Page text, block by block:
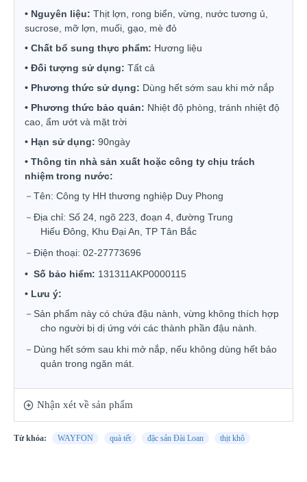
• Nguyên liệu: Thịt lợn, rong biển, vừng, nước tương ủ,
sucrose, mỡ lợn, muối, gạo, mè đỏ
• Chất bổ sung thực phẩm: Hương liệu
• Đối tượng sửdụng: Tất cả
• Phương thức sửdụng: Dùng hết sớm sau khi mở nắp
• Phương thức bảo quản: Nhiệt độ phòng, tránh nhiệt độ
cao, ẩm ướt và mặt trời
• Hạn sửdụng: 90ngày
• Thông tin nhà sản xuất hoặc công ty chịu trách
nhiệm trong nước:
－ Tên: Công ty HH thương nghiệp Duy Phong
－ Địa chỉ: Số 24, ngõ 223, đoạn 4, đường Trung
Hiếu Đông, Khu Đại An, TP Tân Bắc
－ Điện thoại: 02-27773696
• Số bảo hiểm: 131311AKP0000115
• Lưu ý:
－ Sản phẩm này có chứa đậu nành, vừng không thích hợp
cho người bị dị ứng với các thành phần đậu nành.
－ Dùng hết sớm sau khi mở nắp, nếu không dùng hết bảo
quản trong ngăn mát.
Nhận xét về sản phẩm
Từ khóa: WAYFON quà tết đặc sản Đài Loan thịt khô